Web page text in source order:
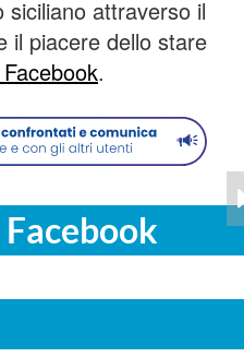
attraverso il
il piacere dello stare
.